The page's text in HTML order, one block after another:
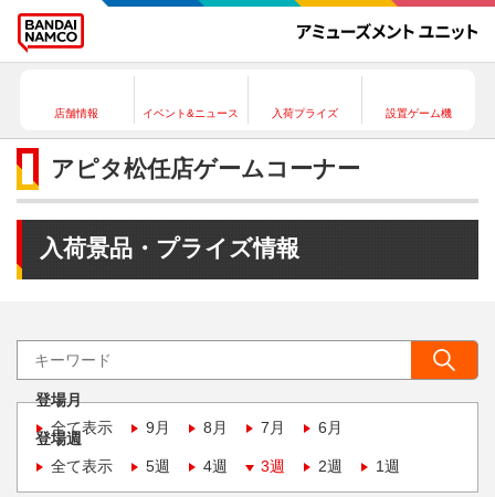
店舗情報 イベント&ニュース 入荷プライズ 設置ゲーム機
アピタ松任店ゲームコーナー
入荷景品・プライズ情報
登場月
全て表示
9月 8月 7月 6月
登場週
全て表示
5週 4週 3週 2週 1週